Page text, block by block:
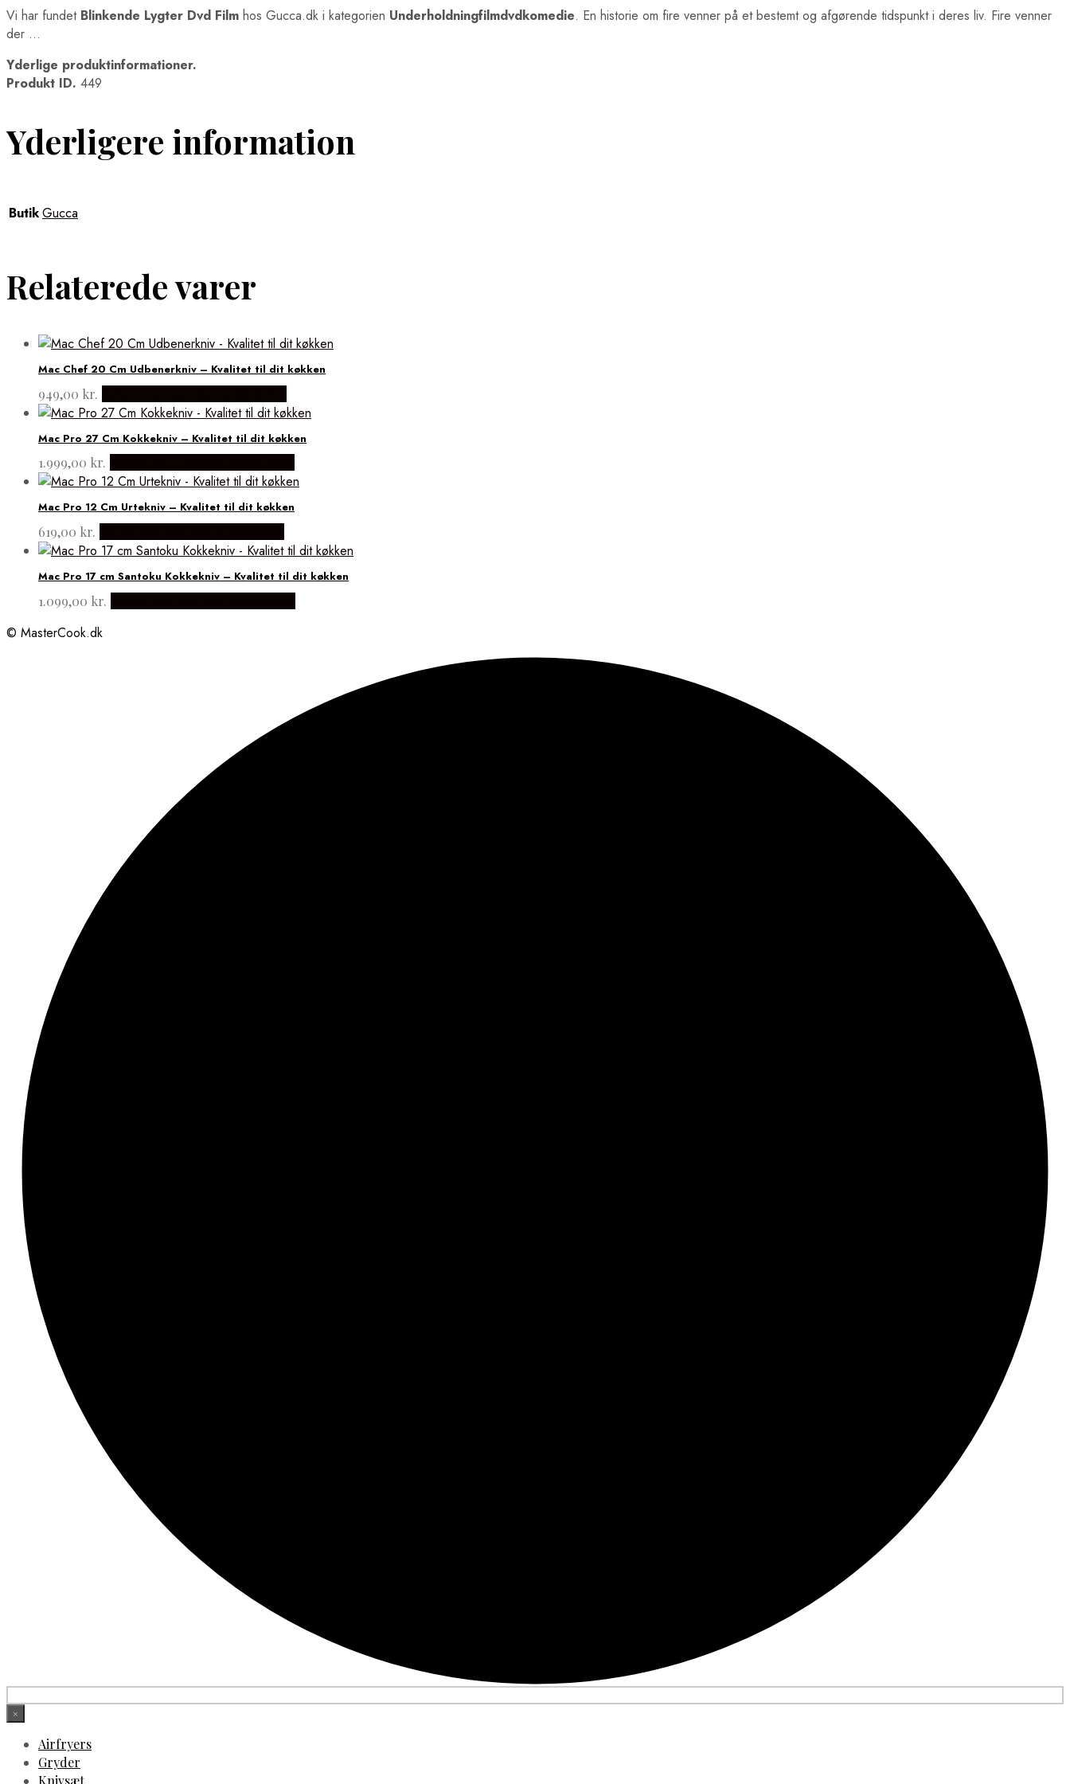
Vi har fundet Blinkende Lygter Dvd Film hos Gucca.dk i kategorien Underholdningfilmdvdkomedie. En historie om fire venner på et bestemt og afgørende tidspunkt i deres liv. Fire venner
der …
Yderlige produktinformationer.
Produkt ID. 449
Yderligere information
ButikGucca
Relaterede varer
Mac Chef 20 Cm Udbenerkniv – Kvalitet til dit køkken
949,00 kr.
Mac Pro 27 Cm Kokkekniv – Kvalitet til dit køkken
1.999,00 kr.
Mac Pro 12 Cm Urtekniv – Kvalitet til dit køkken
619,00 kr.
Mac Pro 17 cm Santoku Kokkekniv – Kvalitet til dit køkken
1.099,00 kr.
© MasterCook.dk
×
Airfryers
Gryder
Knivsæt